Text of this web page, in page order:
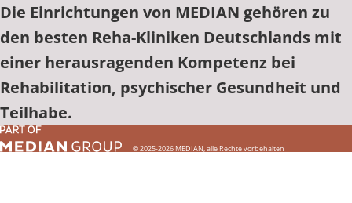
Die Einrichtungen von MEDIAN gehören zu
den besten Reha-Kliniken Deutschlands mit
einer herausragenden Kompetenz bei
Rehabilitation, psychischer Gesundheit und
Teilhabe.
© 2025-2026 MEDIAN, alle Rechte vorbehalten